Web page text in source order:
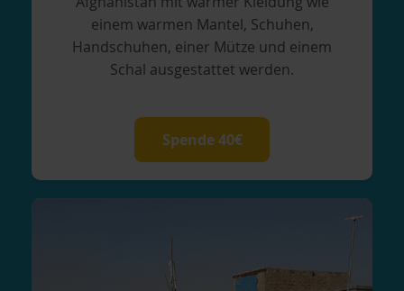
einem warmen Mantel, Schuhen,
Handschuhen, einer Mütze und einem
Schal ausgestattet werden.
Spende 40€